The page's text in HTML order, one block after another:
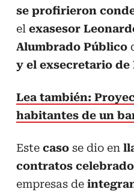
se profirieron
el exasesor
Alumbrado Público
y el exsecretario
Lea también:
habitantes de un
Este caso se dio en
contratos
empresas de